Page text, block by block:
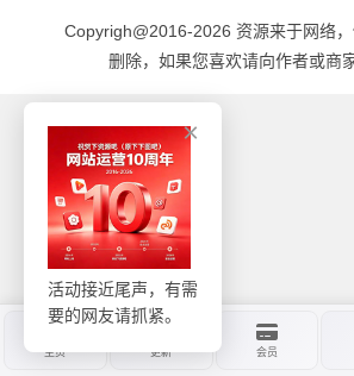
Copyrigh@2016-2026 资源来于网络
删除，如果您喜欢请向作者或商
主页 更新 会员
活动接近尾声，有需
要的网友请抓紧。
×